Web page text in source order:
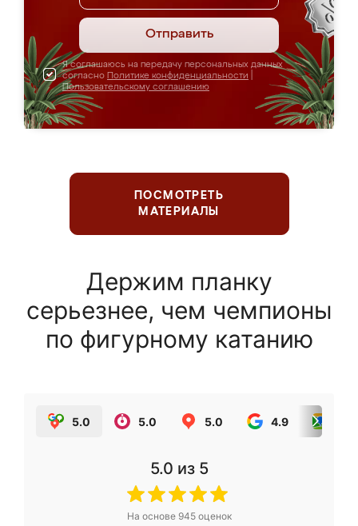
Отправить
Я соглашаюсь на передачу персональных данных
согласно Политике конфиденциальности
Пользовательскому соглашению
ПОСМОТРЕТЬ
МАТЕРИАЛЫ
Держим планку
серьезнее, чем чемпионы
по фигурному катанию
5.0 5.0 5.0 4.9
5.0 из 5
На основе 945оценок